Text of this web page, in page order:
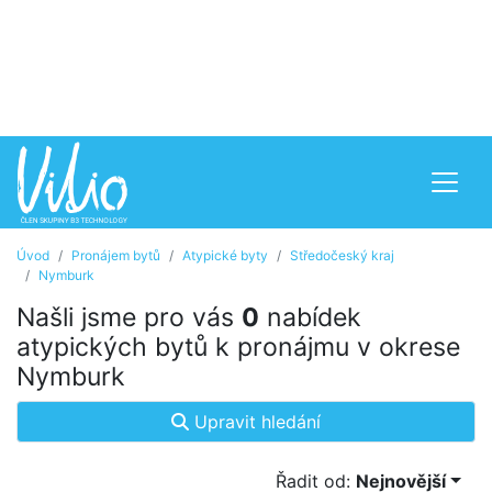
Úvod Pronájem bytů Atypické byty
Středočeský kraj
Nymburk
Našli jsme pro vás 0 nabídek
atypických bytů k pronájmu v okrese
Nymburk
Upravit hledání
Řadit od: Nejnovější